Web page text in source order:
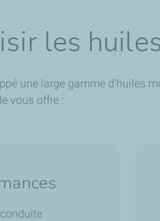
les
une large gamme d’huiles
vous offre :